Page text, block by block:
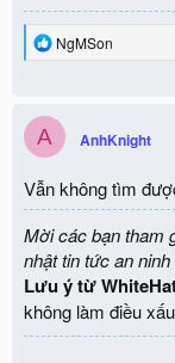
R
t
o
s
:
NgMSon
A AnhKnight
Vẫn không tìm
Mời các bạn tham
nhật tin tức an
Lưu ý từ
không làm điều